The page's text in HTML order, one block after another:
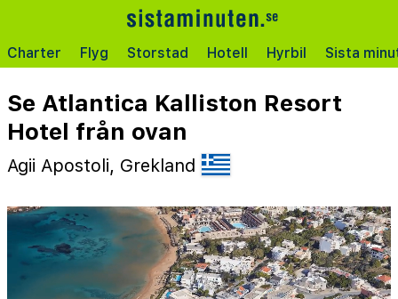
Charter Flyg Storstad Hotell Hyrbil Sista
Se Atlantica Kalliston Resort
Hotel från ovan
Agii Apostoli, Grekland